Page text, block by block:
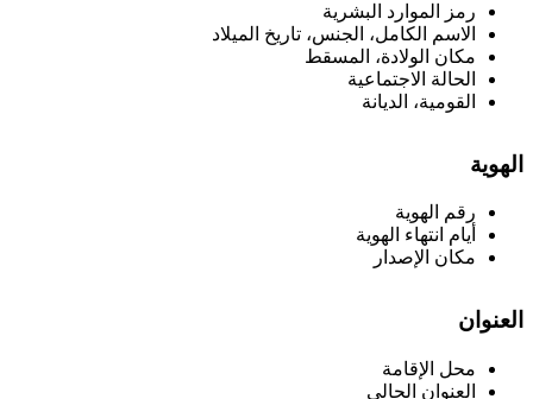
رمز الموارد البشرية
الاسم الكامل، الجنس، تاريخ الميلاد
مكان الولادة، المسقط
الحالة الاجتماعية
القومية، الديانة
رقم الهوية
أيام انتهاء الهوية
مكان الإصدار
محل الإقامة
العنوان الحالي